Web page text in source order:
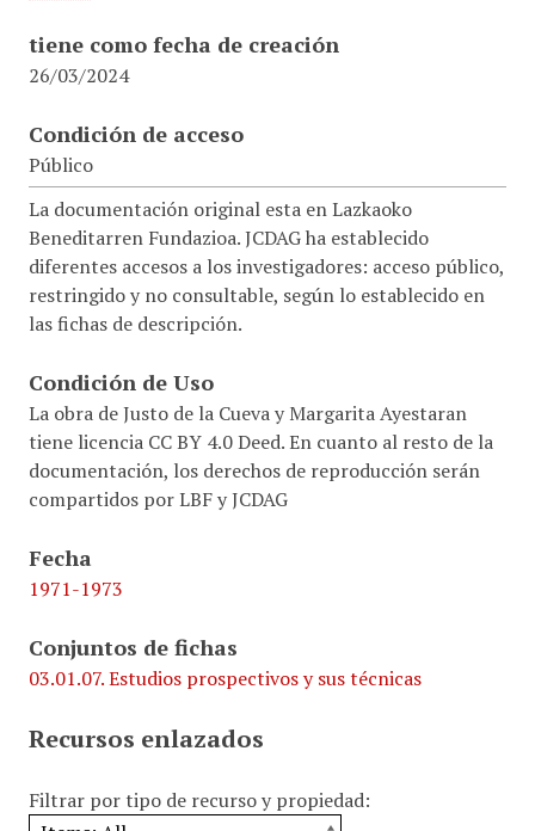
tiene como fecha de creación
26/03/2024
Condición de acceso
Público
La documentación original esta en Lazkaoko
Beneditarren Fundazioa. JCDAG ha establecido
diferentes accesos a los investigadores: acceso público,
restringido y no consultable, según lo establecido en
las fichas de descripción.
Condición de Uso
La obra de Justo de la Cueva y Margarita Ayestaran
tiene licencia CC BY 4.0 Deed. En cuanto al resto de la
documentación, los derechos de reproducción serán
compartidos por LBF y JCDAG
Fecha
1971-1973
Conjuntos de fichas
03.01.07. Estudios prospectivos y sus técnicas
Recursos enlazados
Filtrar por tipo de recurso y propiedad: